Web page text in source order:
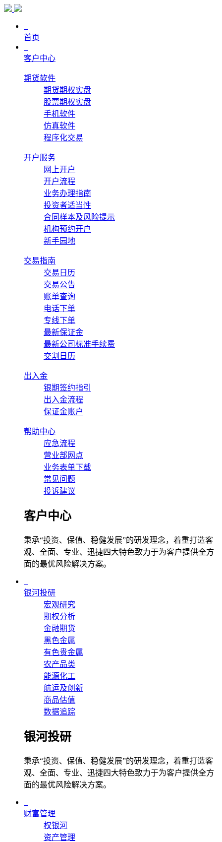
首页
客户中心
期货软件
期货期权实盘
股票期权实盘
手机软件
仿真软件
程序化交易
开户服务
网上开户
开户流程
业务办理指南
投资者适当性
合同样本及风险提示
机构预约开户
新手园地
交易指南
交易日历
交易公告
账单查询
电话下单
专线下单
最新保证金
最新公司标准手续费
交割日历
出入金
银期签约指引
出入金流程
保证金账户
帮助中心
应急流程
营业部网点
业务表单下载
常见问题
投诉建议
客户中心
秉承“投资、保值、稳健发展”的研发理念，着重打造客
观、全面、专业、迅捷四大特色致力于为客户提供全方
面的最优风险解决方案。
银河投研
宏观研究
期权分析
金融期货
黑色金属
有色贵金属
农产品类
能源化工
航运及创新
商品估值
数据追踪
银河投研
秉承“投资、保值、稳健发展”的研发理念，着重打造客
观、全面、专业、迅捷四大特色致力于为客户提供全方
面的最优风险解决方案。
财富管理
权银河
资产管理